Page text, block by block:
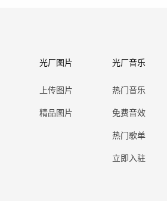
光厂图片
上传图片
精品图片
光厂音乐
热门音乐
免费音效
热门歌单
立即入驻